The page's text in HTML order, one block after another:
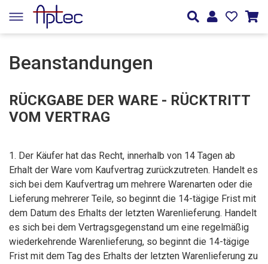
Beanstandungen
RÜCKGABE DER WARE - RÜCKTRITT
VOM VERTRAG
1. Der Käufer hat das Recht, innerhalb von 14 Tagen ab
Erhalt der Ware vom Kaufvertrag zurückzutreten. Handelt es
sich bei dem Kaufvertrag um mehrere Warenarten oder die
Lieferung mehrerer Teile, so beginnt die 14-tägige Frist mit
dem Datum des Erhalts der letzten Warenlieferung. Handelt
es sich bei dem Vertragsgegenstand um eine regelmäßig
wiederkehrende Warenlieferung, so beginnt die 14-tägige
Frist mit dem Tag des Erhalts der letzten Warenlieferung zu